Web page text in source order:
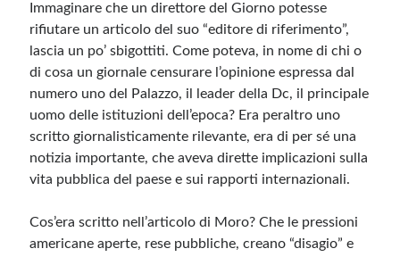
Immaginare che un direttore del Giorno potesse
rifiutare un articolo del suo “editore di riferimento”,
lascia un po’ sbigottiti. Come poteva, in nome di chi o
di cosa un giornale censurare l’opinione espressa dal
numero uno del Palazzo, il leader della Dc, il principale
uomo delle istituzioni dell’epoca? Era peraltro uno
scritto giornalisticamente rilevante, era di per sé una
notizia importante, che aveva dirette implicazioni sulla
vita pubblica del paese e sui rapporti internazionali.
Cos’era scritto nell’articolo di Moro? Che le pressioni
americane aperte, rese pubbliche, creano “disagio” e